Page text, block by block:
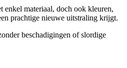
enkel materiaal, doch ook kleuren,
prachtige nieuwe uitstraling krijgt.
beschadigingen of slordige